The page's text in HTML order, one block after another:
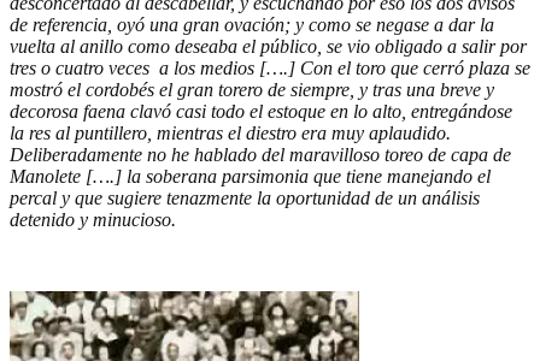
de referencia, oyó una gran ovación; y como se negase a dar la
vuelta al anillo como deseaba el público, se vio obligado a salir por
tres o cuatro veces a los medios [….] Con el toro que cerró plaza se
mostró el cordobés el gran torero de siempre, y tras una breve y
decorosa faena clavó casi todo el estoque en lo alto, entregándose
la res al puntillero, mientras el diestro era muy aplaudido.
Deliberadamente no he hablado del maravilloso toreo de capa de
Manolete [….] la soberana parsimonia que tiene manejando el
percal y que sugiere tenazmente la oportunidad de un análisis
detenido y minucioso.